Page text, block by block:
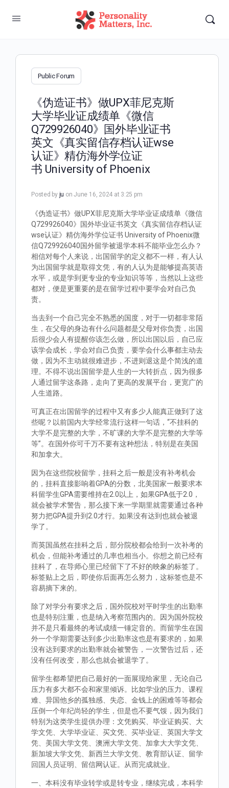
Public Forum
《伪造证书》做UPX菲尼克斯
大学毕业证成绩单《微信
Q729926040》国外毕业证书
英文《真实留信存档认证wse
认证》精仿海外学位证
书 University of Phoenix
Posted by ju on June 16, 2024 at 3:25 pm
《伪造证书》做UPX菲尼克斯大学毕业证成绩单《微信
Q729926040》国外毕业证书英文《真实留信存档认证
wse认证》精仿海外学位证书 University of Phoenix微
信Q729926040国外留学被退学本科不能毕业怎么办？
相信对每个人来说，出国留学的定义都不一样，有人认
为出国留学就是取得文凭，有的人认为是能够提高英语
水平，或是学到更专业的专业知识等等，当然以上这些
都对，便是更重要的是在留学过程中要学会对自己负
责。
当去到一个自己完全不熟悉的国度，对于一切都非常陌
生，在父母的身边有什么问题都是父母对你负责，出国
后很少会人有提醒你该怎么做，所以出国以后，自己应
该学会成长，学会对自己负责，要学会什么事都主动去
做，因为不主动就很难进步，不进则退这是个简浅的道
理。不得不说出国留学是人生的一大转折点，因为很多
人通过留学这条路，走向了更高的发展平台，更宽广的
人生道路。
可真正在出国留学的过程中又有多少人能真正做到了这
些呢？以前国内大学经常流行这样一句话，“不挂科的
大学不是完整的大学，不旷课的大学不是完整的大学等
等”。在国外你可千万不要有这种想法，特别是在美国
和加拿大。
因为在这些院校留学，挂科之后一般是没有补考机会
的，挂科直接影响着GPA的分数，北美国家一般要求本
科留学生GPA需要维持在2.0以上，如果GPA低于2.0，
就会被学术警告，那么接下来一学期里就需要通过各种
努力把GPA提升到2.0才行。如果没有达到也就会被退
学了。
而英国虽然在挂科之后，部分院校都会给到一次补考的
机会，但能补考通过的几率也相当小。你想之前已经有
挂科了，在导师心里已经留下了不好的映象的标签了。
标签贴上之后，即使你后面再怎么努力，这标签也是不
容易摘下来的。
除了对学分有要求之后，国外院校对平时学生的出勤率
也是特别注重，也是纳入考察范围内的。因为国外院校
并不是只看最终的考试成绩一锤定音的。而留学生在国
外一个学期需要达到多少出勤率这也是有要求的，如果
没有达到要求的出勤率就会被警告，一次警告过后，还
没有任何改变，那么也就会被退学了。
留学生都希望把自己最好的一面展现给家里，无论自己
压力有多大都不会和家里倾诉。比如学业的压力、课程
难、异国他乡的孤独感、失恋、金钱上的困难等等都会
压倒一个年纪尚轻的学生，但是也不要气馁，因为我们
特别为这类学生提供办理：文凭购买、毕业证购买、大
学文凭、大学毕业证、买文凭、买毕业证、英国大学文
凭、美国大学文凭、澳洲大学文凭、加拿大大学文凭、
新加坡大学文凭、新西兰大学文凭、教育部认证、留学
回国人员证明、留信网认证。从而完成就业。
一、本科没有毕业转学或是转专业，继续完成，本科学